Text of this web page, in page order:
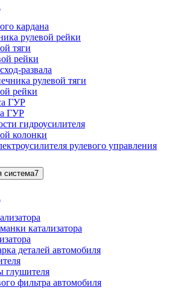
кардана
рулевой рейки
тяги
рейки
развала
рулевой тяги
рейки
ГУР
ГУР
гидроусилителя
колонки
рулевого управления
система7
катализатора
деталей автомобиля
глушителя
фильтра автомобиля